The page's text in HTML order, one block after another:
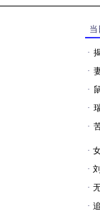
当
·
·
·
·
·
·
·
·
·